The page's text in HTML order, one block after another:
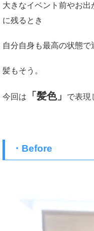
大きなイベント前やお
に残るとき
自分自身も最高の状態
髪もそう。
今回は 「髪色」 で表現
・Before